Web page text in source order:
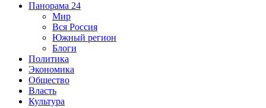
Панорама 24
Мир
Вся Россия
Южный регион
Блоги
Политика
Экономика
Общество
Власть
Культура